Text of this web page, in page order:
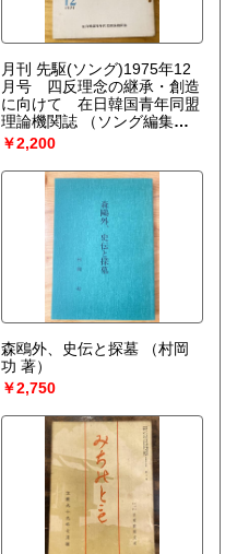
月刊 先駆(ソング)1975年12
月号 四反理念の継承・創造
に向けて 在日韓国青年同盟
理論機関誌
（ソング編集
局）
￥2,200
森鴎外、史伝と探墓
（村岡
功 著）
￥2,750